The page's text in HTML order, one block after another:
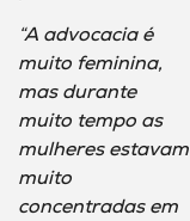
“A advocacia é
muito feminina,
mas durante
muito tempo as
mulheres estavam
muito
concentradas em